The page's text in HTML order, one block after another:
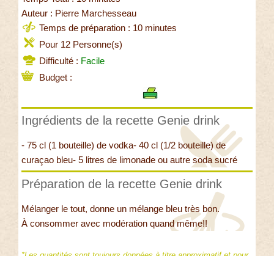
Auteur : Pierre Marchesseau
Temps de préparation : 10 minutes
Pour 12 Personne(s)
Difficulté : Facile
Budget :
Ingrédients de la recette Genie drink
- 75 cl (1 bouteille) de vodka- 40 cl (1/2 bouteille) de
curaçao bleu- 5 litres de limonade ou autre soda sucré
Préparation de la recette Genie drink
Mélanger le tout, donne un mélange bleu très bon.
À consommer avec modération quand même!!